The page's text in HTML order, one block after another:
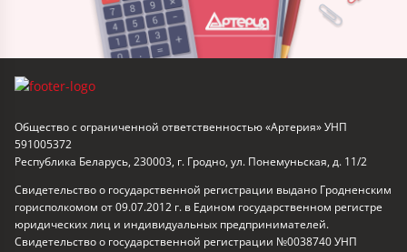
Общество с ограниченной ответственностью «Артерия» УНП
591005372
Республика Беларусь, 230003, г. Гродно, ул. Понемуньская, д. 11/2
Свидетельство о государственной регистрации выдано Гродненским
горисполкомом от 09.07.2012 г. в Едином государственном регистре
юридических лиц и индивидуальных предпринимателей.
Свидетельство о государственной регистрации №0038740 УНП